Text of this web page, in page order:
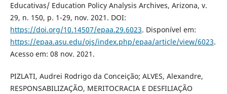
Educativas/ Education Policy Analysis Archives, Arizona, v.
29, n. 150, p. 1-29, nov. 2021. DOI:
https://doi.org/10.14507/epaa.29.6023. Disponível em:
https://epaa.asu.edu/ojs/index.php/epaa/article/view/6023.
Acesso em: 08 nov. 2021.
PIZLATI, Audrei Rodrigo da Conceição; ALVES, Alexandre,
RESPONSABILIZAÇÃO, MERITOCRACIA E DESFILIAÇÃO